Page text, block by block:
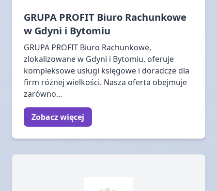
GRUPA PROFIT Biuro Rachunkowe
w Gdyni i Bytomiu
GRUPA PROFIT Biuro Rachunkowe,
zlokalizowane w Gdyni i Bytomiu, oferuje
kompleksowe usługi księgowe i doradcze dla
firm różnej wielkości. Nasza oferta obejmuje
zarówno...
Zobacz więcej